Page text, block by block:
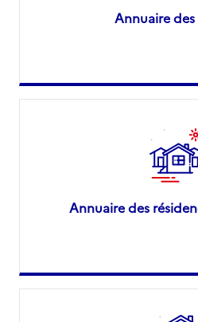
Annuaire des
Annuaire des